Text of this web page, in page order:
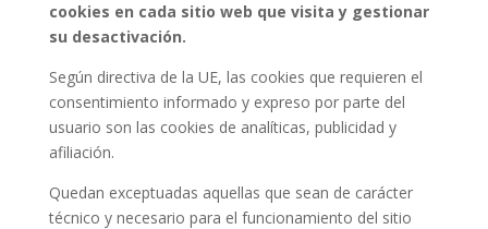
cookies en cada sitio web que visita y gestionar
su desactivación.
Según directiva de la UE, las cookies que requieren el
consentimiento informado y expreso por parte del
usuario son las cookies de analíticas, publicidad y
afiliación.
Quedan exceptuadas aquellas que sean de carácter
técnico y necesario para el funcionamiento del sitio